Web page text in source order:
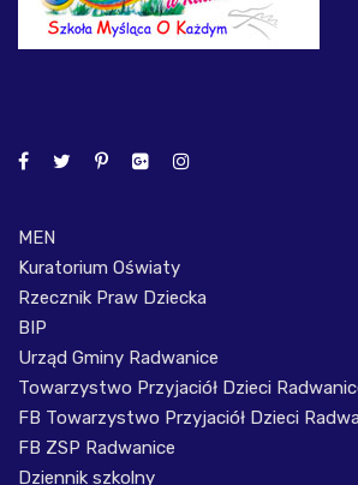
MEN
Kuratorium Oświaty
Rzecznik Praw Dziecka
BIP
Urząd Gminy Radwanice
Towarzystwo Przyjaciół Dzieci
FB Towarzystwo Przyjaciół Dzieci
FB ZSP Radwanice
Dziennik szkolny